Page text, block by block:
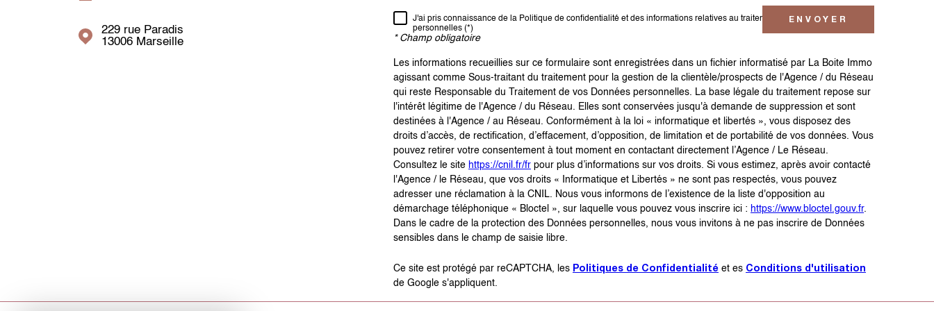
229 rue Paradis
13006
Marseille
J'ai pris connaissance de la Politique de confidentialité et des informations relatives au traitement de mes données
personnelles (*)
* Champ obligatoire
ENVOYER
Les informations recueillies sur ce formulaire sont enregistrées dans un fichier informatisé par La Boite Immo
agissant comme Sous-traitant du traitement pour la gestion de la clientèle/prospects de l'Agence / du Réseau
qui reste Responsable du Traitement de vos Données personnelles. La base légale du traitement repose sur
l'intérêt légitime de l'Agence / du Réseau. Elles sont conservées jusqu'à demande de suppression et sont
destinées à l'Agence / au Réseau. Conformément à la loi « informatique et libertés », vous disposez des
droits d’accès, de rectification, d’effacement, d’opposition, de limitation et de portabilité de vos données. Vous
pouvez retirer votre consentement à tout moment en contactant directement l’Agence / Le Réseau.
Consultez le site https://cnil.fr/fr pour plus d’informations sur vos droits. Si vous estimez, après avoir contacté
l'Agence / le Réseau, que vos droits « Informatique et Libertés » ne sont pas respectés, vous pouvez
adresser une réclamation à la CNIL. Nous vous informons de l’existence de la liste d'opposition au
démarchage téléphonique « Bloctel », sur laquelle vous pouvez vous inscrire ici : https://www.bloctel.gouv.fr.
Dans le cadre de la protection des Données personnelles, nous vous invitons à ne pas inscrire de Données
sensibles dans le champ de saisie libre.
Ce site est protégé par reCAPTCHA, les Politiques de Confidentialité et es Conditions d'utilisation
de Google s'appliquent.